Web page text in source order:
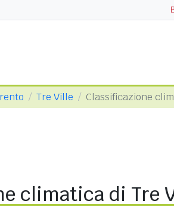
Tre Ville Classificazione
climatica di Tre